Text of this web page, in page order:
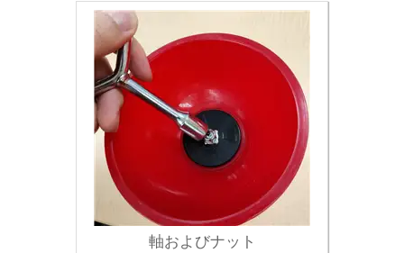
軸およびナット